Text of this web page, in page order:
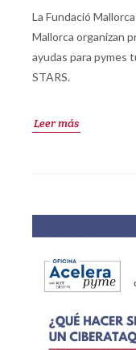
La Fundació
Mallorca organizan
ayudas para pymes
STARS.
Leer más